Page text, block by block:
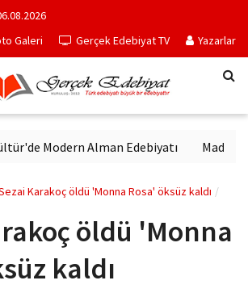
Galeri
Gerçek Edebiyat TV Yazarlar
Modern Alman Edebiyatı Madrid
Karakoç öldü 'Monna Rosa' öksüz kaldı
öldü 'Monna
kaldı